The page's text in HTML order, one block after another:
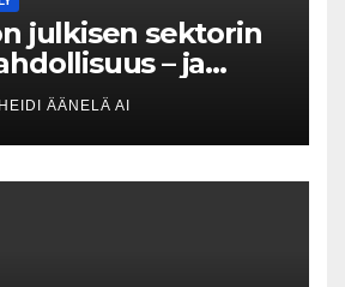
julkisen sektorin
– ja
vaatii välittömiä
HEIDI ÄÄNELÄ AI